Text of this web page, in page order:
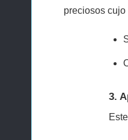
preciosos
3.